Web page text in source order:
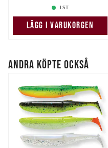
1 ST
LÄGG I VARUKORGEN
ANDRA KÖPTE OCKSÅ